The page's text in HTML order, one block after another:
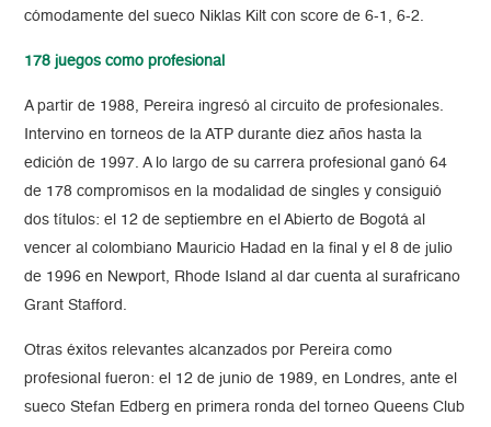
cómodamente del sueco Niklas Kilt con score de 6-1, 6-2.
178 juegos como profesional
A partir de 1988, Pereira ingresó al circuito de profesionales.
Intervino en torneos de la ATP durante diez años hasta la
edición de 1997. A lo largo de su carrera profesional ganó 64
de 178 compromisos en la modalidad de singles y consiguió
dos títulos: el 12 de septiembre en el Abierto de Bogotá al
vencer al colombiano Mauricio Hadad en la final y el 8 de julio
de 1996 en Newport, Rhode Island al dar cuenta al surafricano
Grant Stafford.
Otras éxitos relevantes alcanzados por Pereira como
profesional fueron: el 12 de junio de 1989, en Londres, ante el
sueco Stefan Edberg en primera ronda del torneo Queens Club